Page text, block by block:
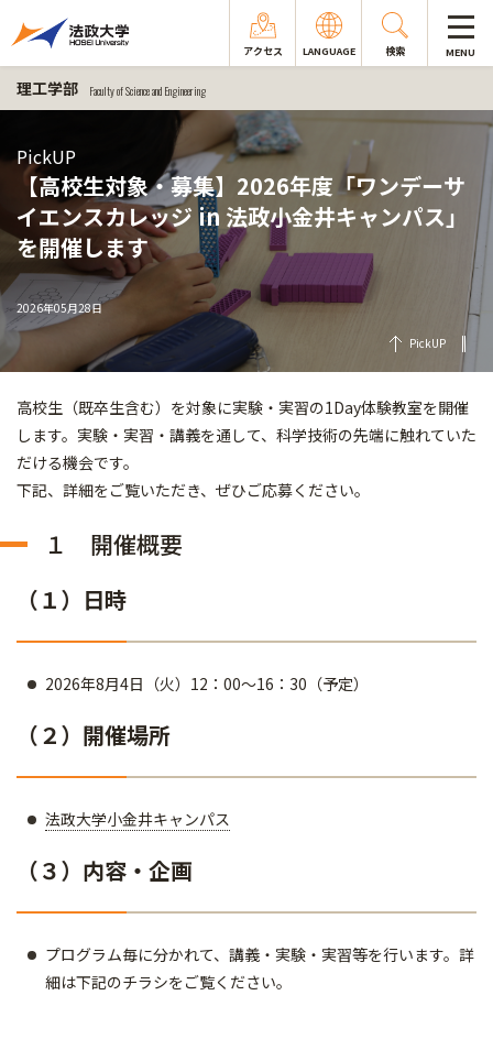
アクセス LANGUAGE 検索 MENU
理工学部 Faculty of Science and Engineering
PickUP
【高校生対象・募集】2026年度「ワンデーサ
イエンスカレッジ in 法政小金井キャンパス」
を開催します
2026年05月28日
PickUP
高校生（既卒生含む）を対象に実験・実習の1Day体験教室を開催
します。実験・実習・講義を通して、科学技術の先端に触れていた
だける機会です。
下記、詳細をご覧いただき、ぜひご応募ください。
１ 開催概要
（１）日時
2026年8月4日（火）12：00～16：30（予定）
（２）開催場所
法政大学小金井キャンパス
（３）内容・企画
プログラム毎に分かれて、講義・実験・実習等を行います。詳
細は下記のチラシをご覧ください。